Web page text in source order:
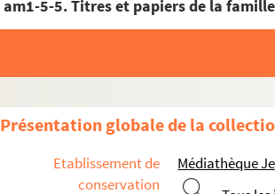
am1-5-5. Titres et papiers de la
Présentation globale de la
Etablissement de
conservation
Médiathèque